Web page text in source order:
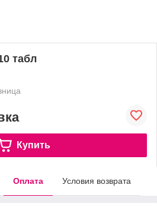
табл
Купить
Оплата Условия возврата